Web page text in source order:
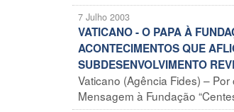
7 Julho 2003
VATICANO - O PAPA À
ACONTECIMENTOS QUE
SUBDESENVOLVIMENTO
Vaticano (Agência Fides) –
Mensagem à Fundação